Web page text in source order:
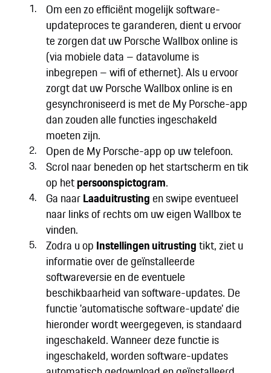
Om een zo efficiënt mogelijk software-
updateproces te garanderen, dient u ervoor
te zorgen dat uw Porsche Wallbox online is
(via mobiele data – datavolume is
inbegrepen – wifi of ethernet). Als u ervoor
zorgt dat uw Porsche Wallbox online is en
gesynchroniseerd is met de My Porsche-app
dan zouden alle functies ingeschakeld
moeten zijn.
Open de My Porsche-app op uw telefoon.
Scrol naar beneden op het startscherm en tik
op hetpersoonspictogram.
Ga naarLaaduitrustingen swipe eventueel
naar links of rechts om uw eigen Wallbox te
vinden.
Zodra u op Instellingen uitrustingtikt, ziet u
informatie over de geïnstalleerde
softwareversie en de eventuele
beschikbaarheid van software-updates. De
functie 'automatische software-update' die
hieronder wordt weergegeven, is standaard
ingeschakeld. Wanneer deze functie is
ingeschakeld, worden software-updates